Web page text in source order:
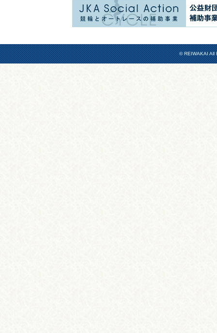
© REIWAKAI All